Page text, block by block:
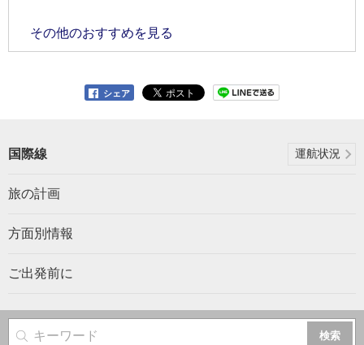
その他のおすすめを見る
シェア
国際線 運航状況
旅の計画
方面別情報
ご出発前に
サイト内検索